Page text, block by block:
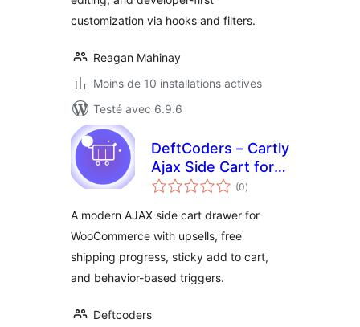
customization via hooks and filters.
Reagan Mahinay
Moins de 10 installations actives
Testé avec 6.9.6
DeftCoders – Cartly
Ajax Side Cart for
WooCommerce
(0notes
en
)
A modern AJAX side cart drawer for
WooCommerce with upsells, free
shipping progress, sticky add to cart,
and behavior-based triggers.
Deftcoders